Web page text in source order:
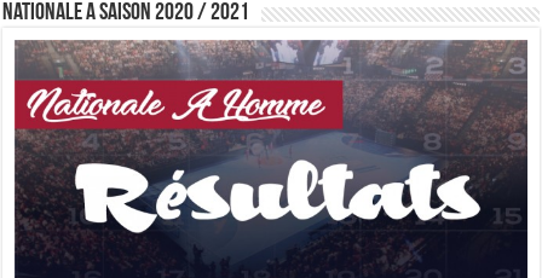
Nationale A saison 2020 / 2021